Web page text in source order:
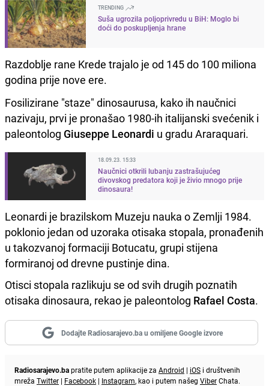
TRENDING
Suša ugrozila poljoprivredu u BiH: Moglo bi
doći do poskupljenja hrane
Razdoblje rane Krede trajalo je od 145 do 100 miliona
godina prije nove ere.
Fosilizirane "staze" dinosaurusa, kako ih naučnici
nazivaju, prvi je pronašao 1980-ih italijanski svećenik i
paleontolog Giuseppe Leonardi u gradu Araraquari.
18.09.23. 15:33
Naučnici otkrili lubanju zastrašujućeg
divovskog predatora koji je živio mnogo prije
dinosaura!
Leonardi je brazilskom Muzeju nauka o Zemlji 1984.
poklonio jedan od uzoraka otisaka stopala, pronađenih
u takozvanoj formaciji Botucatu, grupi stijena
formiranoj od drevne pustinje dina.
Otisci stopala razlikuju se od svih drugih poznatih
otisaka dinosaura, rekao je paleontolog Rafael Costa.
Dodajte Radiosarajevo.ba u omiljene Google izvore
Radiosarajevo.bapratite putem aplikacije za Android | iOS i društvenih
mreža Twitter | Facebook | Instagram, kao i putem našeg ViberChata.